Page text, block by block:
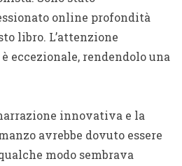
online profondità
libro. L’attenzione
eccezionale, rendendolo una
innovativa e la
avrebbe dovuto essere
modo sembrava